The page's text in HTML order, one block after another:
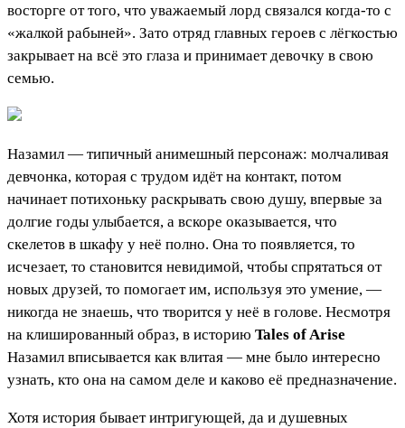
восторге от того, что уважаемый лорд связался когда-то с
«жалкой рабыней». Зато отряд главных героев с лёгкостью
закрывает на всё это глаза и принимает девочку в свою
семью.
Назамил — типичный анимешный персонаж: молчаливая
девчонка, которая с трудом идёт на контакт, потом
начинает потихоньку раскрывать свою душу, впервые за
долгие годы улыбается, а вскоре оказывается, что
скелетов в шкафу у неё полно. Она то появляется, то
исчезает, то становится невидимой, чтобы спрятаться от
новых друзей, то помогает им, используя это умение, —
никогда не знаешь, что творится у неё в голове. Несмотря
на клишированный образ, в историю Tales of Arise
Назамил вписывается как влитая — мне было интересно
узнать, кто она на самом деле и каково её предназначение.
Хотя история бывает интригующей, да и душевных